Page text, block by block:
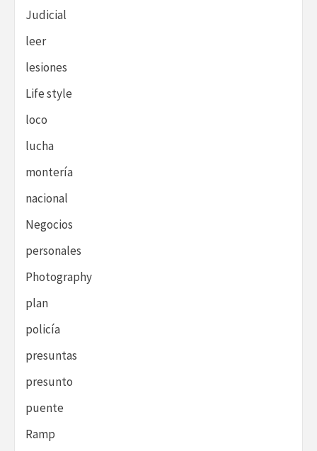
Judicial
leer
lesiones
Life style
loco
lucha
montería
nacional
Negocios
personales
Photography
plan
policía
presuntas
presunto
puente
Ramp